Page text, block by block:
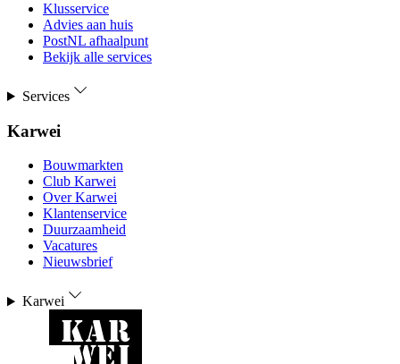
Klusservice
Advies aan huis
PostNL afhaalpunt
Bekijk alle services
Services
Karwei
Bouwmarkten
Club Karwei
Over Karwei
Klantenservice
Duurzaamheid
Vacatures
Nieuwsbrief
Karwei